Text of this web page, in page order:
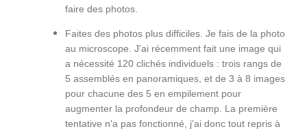
faire des photos.
Faites des photos plus difficiles. Je fais de la photo
au microscope. J'ai récemment fait une image qui
a nécessité 120 clichés individuels : trois rangs de
5 assemblés en panoramiques, et de 3 à 8 images
pour chacune des 5 en empilement pour
augmenter la profondeur de champ. La première
tentative n'a pas fonctionné, j'ai donc tout repris à